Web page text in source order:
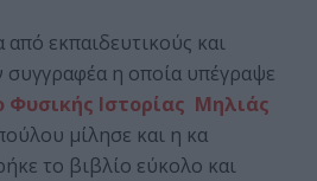
εκπαιδευτικούς και
η οποία υπέγραψε
Φυσικής Ιστορίας Μηλιάς
μίλησε και η κα
το βιβλίο εύκολο και